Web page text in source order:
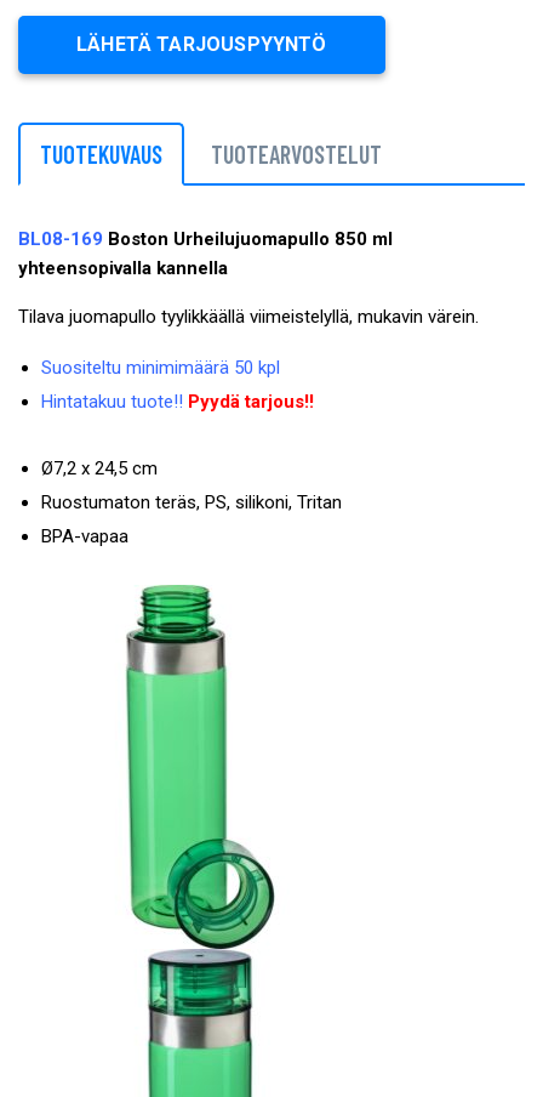
LÄHETÄ TARJOUSPYYNTÖ
TUOTEKUVAUS TUOTEARVOSTELUT
BL08-169 Boston Urheilujuomapullo 850 ml
yhteensopivalla kannella
Tilava juomapullo tyylikkäällä viimeistelyllä, mukavin värein.
Suositeltu minimimäärä 50 kpl
Hintatakuu tuote!! Pyydä tarjous!!
Ø7,2 x 24,5 cm
Ruostumaton teräs, PS, silikoni, Tritan
BPA-vapaa